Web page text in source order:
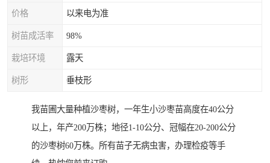
价格 以来电为准
树苗成活率 98%
栽培环境 露天
树形 垂枝形
我苗圃大量种植沙枣树，一年生小沙枣苗高度在40公分
以上，年产200万株；地径1-10公分、冠幅在20-200公分
的沙枣树60万株。所有苗子无病虫害，办理检疫等手